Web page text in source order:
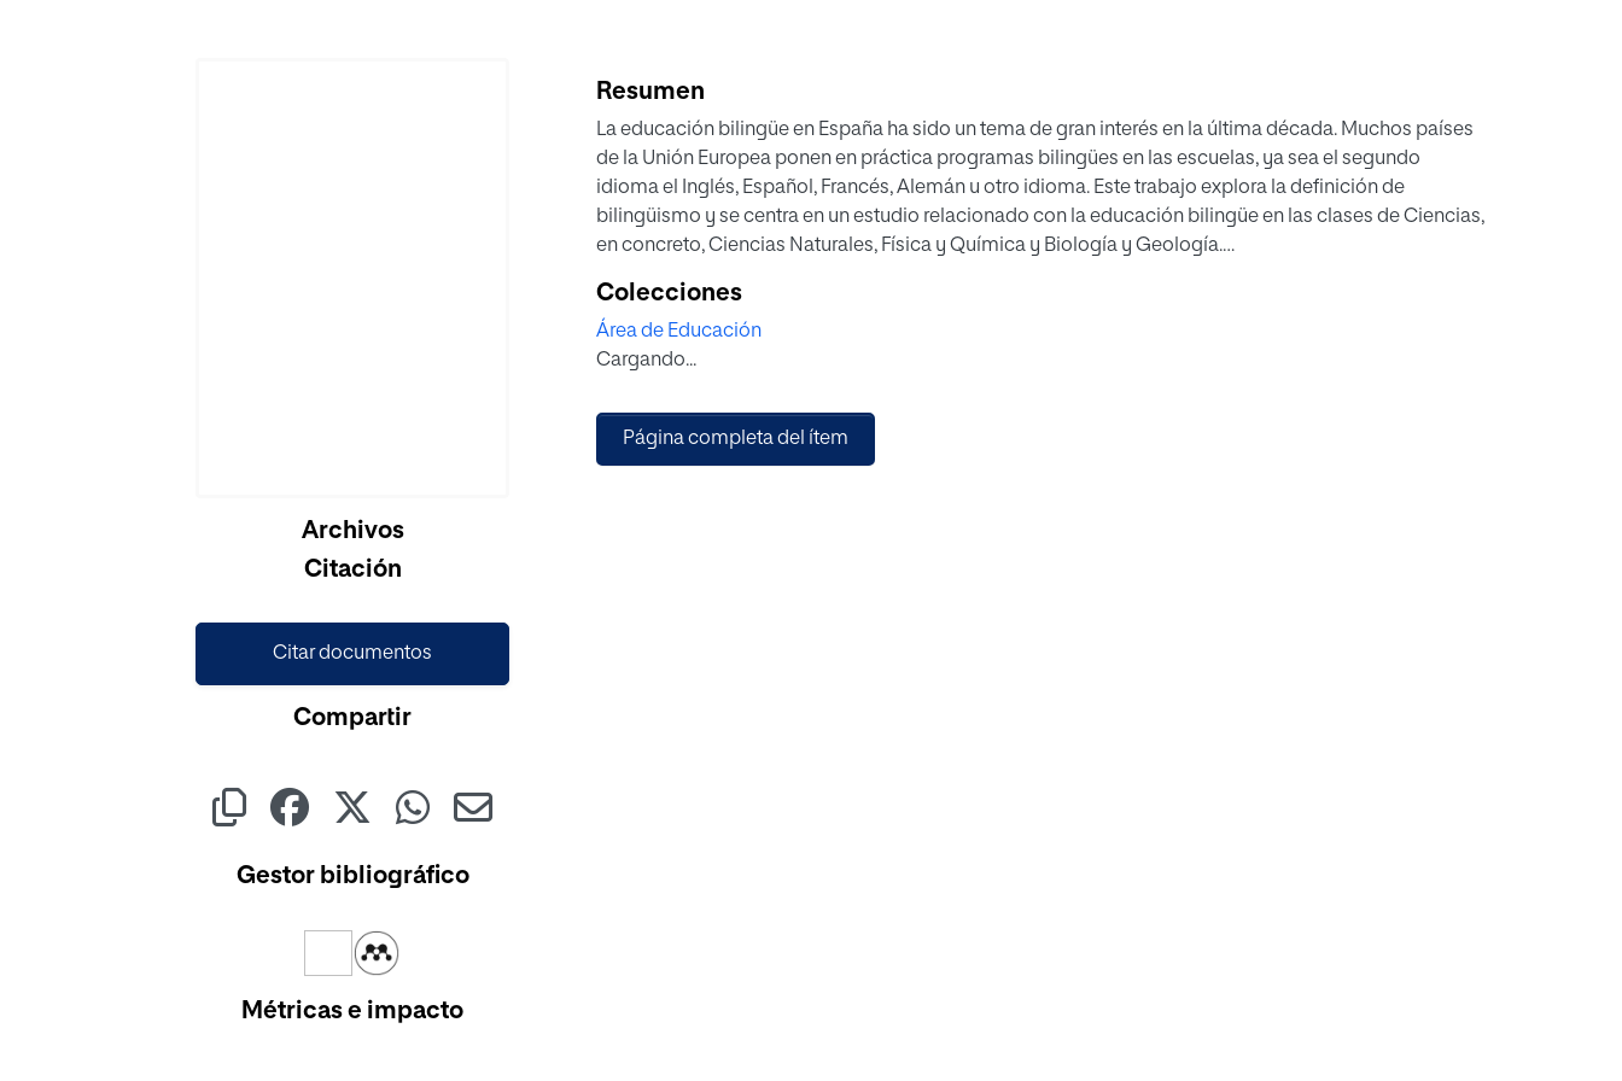
Archivos
Citación
Citar documentos
Compartir
Gestor bibliográfico
Métricas e impacto
Resumen
La educación bilingüe en España ha sido un tema de gran interés en la última década. Muchos países
de la Unión Europea ponen en práctica programas bilingües en las escuelas, ya sea el segundo
idioma el Inglés, Español, Francés, Alemán u otro idioma. Este trabajo explora la definición de
bilingüismo y se centra en un estudio relacionado con la educación bilingüe en las clases de Ciencias,
en concreto, Ciencias Naturales, Física y Química y Biología y Geología.
(Sección Bilingüe del British Council y Secciones Bilingües creadas por la administración educativa
de Castilla y León) analizando un ejemplo concreto en la provincia de Soria (Castilla y León). El análisis
de este ejemplo incluye un estudio de la legislación educativa, las metodologías aplicadas, los
análisis cualitativo y cuantitativo basado en estadísticas reales y encuestas realizadas a una muestra
de alumnos y profesores que pretende demostrar la eficacia de estos programas para adquirir la
Colecciones
Área de Educación
Cargando...
Página completa del ítem